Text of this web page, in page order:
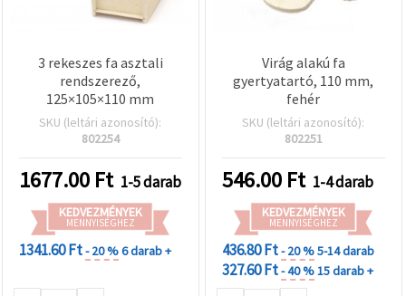
3 rekeszes fa asztali
rendszerező,
125×105×110 mm
SKU (leltári azonosító):
802254
1677.00 Ft 1-5 darab
KEDVEZMÉNYEK
MENNYISÉGHEZ
1341.60 Ft- 20 %6 darab +
Virág alakú fa
gyertyatartó, 110 mm,
fehér
SKU (leltári azonosító):
802251
546.00 Ft 1-4 darab
KEDVEZMÉNYEK
MENNYISÉGHEZ
436.80 Ft- 20 %5-14 darab
327.60 Ft- 40 %15 darab +